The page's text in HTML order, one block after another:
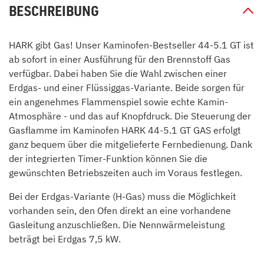
BESCHREIBUNG
HARK gibt Gas! Unser Kaminofen-Bestseller 44-5.1 GT ist
ab sofort in einer Ausführung für den Brennstoff Gas
verfügbar. Dabei haben Sie die Wahl zwischen einer
Erdgas- und einer Flüssiggas-Variante. Beide sorgen für
ein angenehmes Flammenspiel sowie echte Kamin-
Atmosphäre - und das auf Knopfdruck. Die Steuerung der
Gasflamme im Kaminofen HARK 44-5.1 GT GAS erfolgt
ganz bequem über die mitgelieferte Fernbedienung. Dank
der integrierten Timer-Funktion können Sie die
gewünschten Betriebszeiten auch im Voraus festlegen.
Bei der Erdgas-Variante (H-Gas) muss die Möglichkeit
vorhanden sein, den Ofen direkt an eine vorhandene
Gasleitung anzuschließen. Die Nennwärmeleistung
beträgt bei Erdgas 7,5 kW.